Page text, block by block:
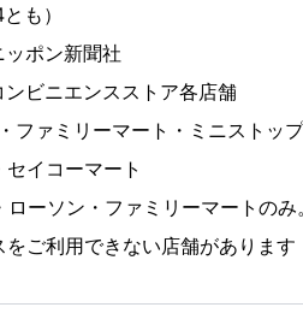
も）
ポン新聞社
ビニエンスストア各店舗
ファミリーマート・ミニストッ
イコーマート
ーソン・ファミリーマートの
をご利用できない店舗があります